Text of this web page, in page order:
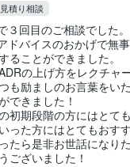
見積り相談
３回目のご相談でした。
ドバイスのおかげで無
ることができました。
の上げ方をレクチャ
も励ましのお言葉をい
できました！
初期段階の方にはとて
った方にはとてもおす
たら是非お世話になり
ございました！